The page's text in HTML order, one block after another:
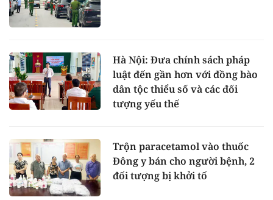
Hà Nội: Đưa chính sách pháp
luật đến gần hơn với đồng bào
dân tộc thiểu số và các đối
tượng yếu thế
Trộn paracetamol vào thuốc
Đông y bán cho người bệnh, 2
đối tượng bị khởi tố